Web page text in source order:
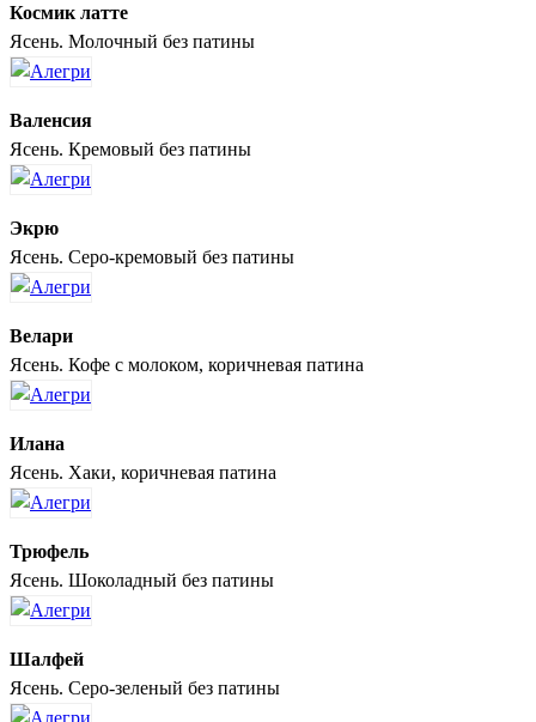
Космик латте
Ясень. Молочный без патины
Валенсия
Ясень. Кремовый без патины
Экрю
Ясень. Серо-кремовый без патины
Велари
Ясень. Кофе с молоком, коричневая патина
Илана
Ясень. Хаки, коричневая патина
Трюфель
Ясень. Шоколадный без патины
Шалфей
Ясень. Серо-зеленый без патины